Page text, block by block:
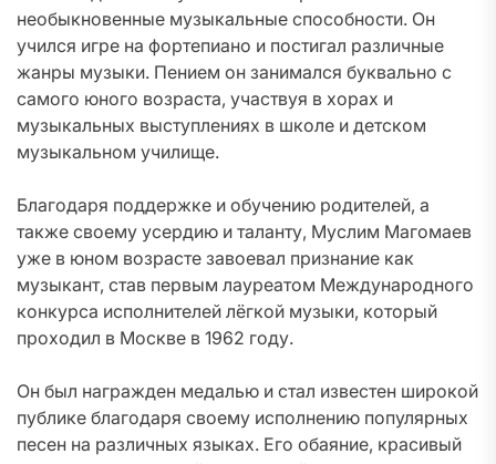
необыкновенные музыкальные способности. Он
учился игре на фортепиано и постигал различные
жанры музыки. Пением он занимался буквально с
самого юного возраста, участвуя в хорах и
музыкальных выступлениях в школе и детском
музыкальном училище.
Благодаря поддержке и обучению родителей, а
также своему усердию и таланту, Муслим Магомаев
уже в юном возрасте завоевал признание как
музыкант, став первым лауреатом Международного
конкурса исполнителей лёгкой музыки, который
проходил в Москве в 1962 году.
Он был награжден медалью и стал известен широкой
публике благодаря своему исполнению популярных
песен на различных языках. Его обаяние, красивый